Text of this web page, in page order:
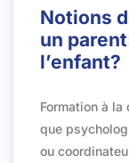
Notions
un
l’enfant?
Formation à
que
ou